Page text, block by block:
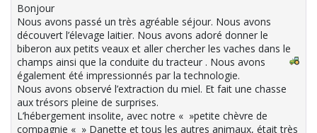
Bonjour
Nous avons passé un très agréable séjour. Nous avons
découvert l’élevage laitier. Nous avons adoré donner le
biberon aux petits veaux et aller chercher les vaches dans le
champs ainsi que la conduite du tracteur . Nous avons
également été impressionnés par la technologie.
Nous avons observé l’extraction du miel. Et fait une chasse
aux trésors pleine de surprises.
L’hébergement insolite, avec notre « »petite chèvre de
compagnie « » Danette et tous les autres animaux, était très